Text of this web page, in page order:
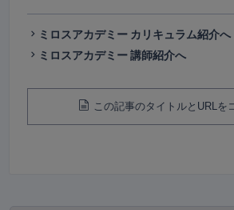
ミロスアカデミー カリキュラム紹介へ
ミロスアカデミー 講師紹介へ
この記事のタイトルとURLを